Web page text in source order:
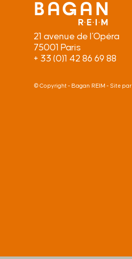
21 avenue de l’Opéra
75001 Paris
+ 33 (0)1 42 86 69 88
© Copyright - Bagan REIM - Site par